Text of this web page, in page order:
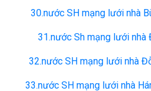
30.nước SH mạng lưới nhà
31.nước Sh mạng lưới nhà
32.nước SH mạng lưới nhà
33.nước SH mạng lưới nhà